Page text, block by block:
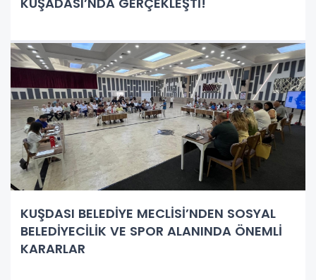
KUŞDASI BELEDİYE MECLİSİ’NDEN SOSYAL
BELEDİYECİLİK VE SPOR ALANINDA ÖNEMLİ
KARARLAR